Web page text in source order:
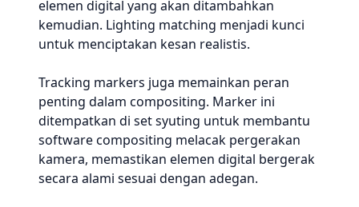
elemen digital yang akan ditambahkan
kemudian. Lighting matching menjadi kunci
untuk menciptakan kesan realistis.
Tracking markers juga memainkan peran
penting dalam compositing. Marker ini
ditempatkan di set syuting untuk membantu
software compositing melacak pergerakan
kamera, memastikan elemen digital bergerak
secara alami sesuai dengan adegan.